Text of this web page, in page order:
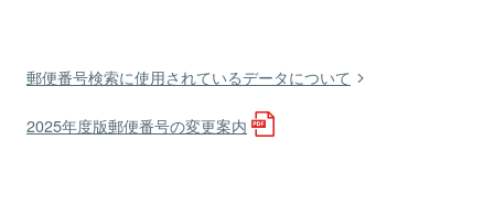
郵便番号検索に使用されているデータについて
2025年度版郵便番号の変更案内